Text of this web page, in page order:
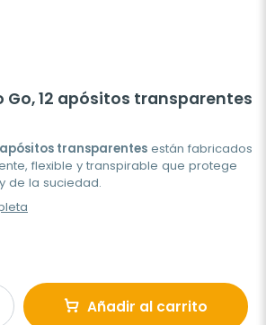
Go, 12 apósitos transparentes
apósitos transparentes están fabricados
flexible y transpirable que protege
de la suciedad.
Añadir al carrito